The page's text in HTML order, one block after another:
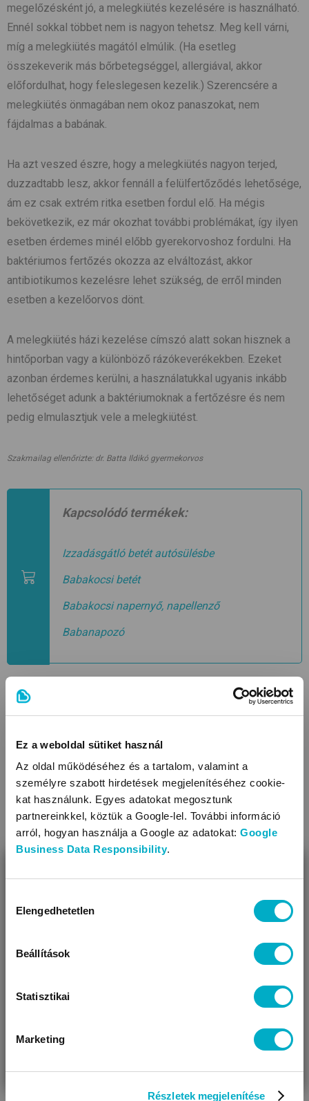
Ez a weboldal sütiket használ
Az oldal működéséhez és a tartalom, valamint a
személyre szabott hirdetések megjelenítéséhez cookie-
kat használunk. Egyes adatokat megosztunk
partnereinkkel, köztük a Google-lel. További információ
arról, hogyan használja a Google az adatokat: Google
Business Data Responsibility.
kiválasztása
Elengedhetetlen
Beállítások
Statisztikai
Marketing
Részletek megjelenítése
megelőzésként jó, a melegkiütés kezelésére is használható.
Ennél sokkal többet nem is nagyon tehetsz. Meg kell várni,
míg a melegkiütés magától elmúlik. (Ha esetleg
összekeverik más bőrbetegséggel, allergiával, akkor
előfordulhat, hogy feleslegesen kezelik.) Szerencsére a
melegkiütés önmagában nem okoz panaszokat, nem
fájdalmas a babának.
Ha azt veszed észre, hogy a melegkiütés nagyon terjed,
duzzadtabb lesz, akkor fennáll a felülfertőződés lehetősége,
ám ez csak extrém ritka esetben fordul elő. Ha mégis
bekövetkezik, ez már okozhat további problémákat, így ilyen
esetben érdemes minél előbb gyerekorvoshoz fordulni. Ha
baktériumos fertőzés okozza az elváltozást, akkor
antibiotikumos kezelésre lehet szükség, de erről minden
esetben a kezelőorvos dönt.
A melegkiütés házi kezelése címszó alatt sokan hisznek a
hintőporban vagy a különböző rázókeverékekben. Ezeket
azonban érdemes kerülni, a használatukkal ugyanis inkább
lehetőséget adunk a baktériumoknak a fertőzésre és nem
pedig elmulasztjuk vele a melegkiütést.
Szakmailag ellenőrizte: dr. Batta Ildikó gyermekorvos
Kapcsolódó termékek:
Izzadásgátló betét autósülésbe
Babakocsi betét
Babakocsi napernyő, napellenző
Babanapozó
#babaápolás
KAPCSOLÓDÓ BLOGCIKKEK
Napozási kisokos
mire figyelj, hogy biztonságosabban élvezhesd a napsütést.
Úgy látjuk, most jársz nálunk először!
VÁRANDÓS
AJÁNDÉKOT